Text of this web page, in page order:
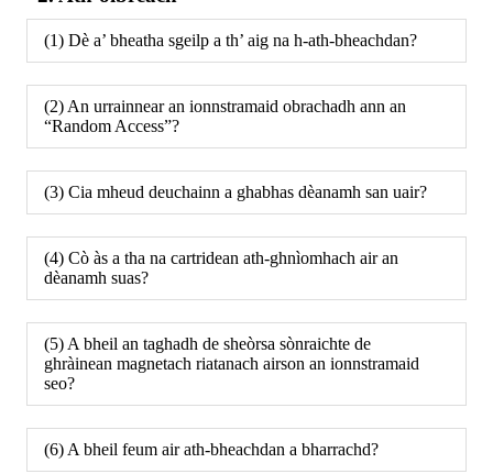
(1) Dè a’ bheatha sgeilp a th’ aig na h-ath-bheachdan?
(2) An urrainnear an ionnstramaid obrachadh ann an
“Random Access”?
(3) Cia mheud deuchainn a ghabhas dèanamh san uair?
(4) Cò às a tha na cartridean ath-ghnìomhach air an
dèanamh suas?
(5) A bheil an taghadh de sheòrsa sònraichte de
ghràinean magnetach riatanach airson an ionnstramaid
seo?
(6) A bheil feum air ath-bheachdan a bharrachd?